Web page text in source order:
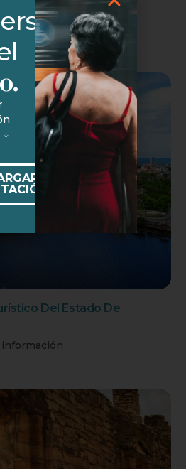
Del Estado De
↓